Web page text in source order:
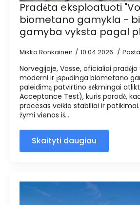
Pradėta eksploatuoti
biometano gamykla -
gamyba vyksta pagal
Mikko Ronkainen 10.04.2026
Norvegijoje, Vosse, oficialiai
moderni ir įspūdinga biometano
paleidimą patvirtino sėkmingai
Acceptance Test), kuris parodė,
procesas veikia stabiliai ir
žymi vienos iš...
Skaityti daugiau